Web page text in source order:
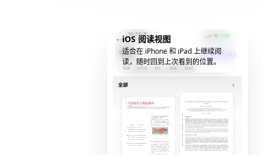
iOS 阅读视图
适合在 iPhone 和 iPad 上继续阅
读，随时回到上次看到的位置。